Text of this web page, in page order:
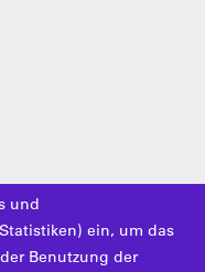
und
ein, um das
Benutzung der